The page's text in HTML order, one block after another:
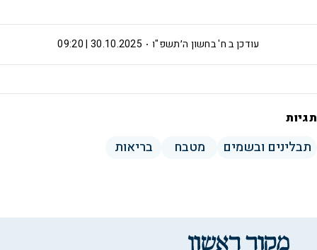
ח' בחשון ה׳תשפ"ו 30.10.2025 | 09:20 עודכן ב
תגיות
תבלינים ובשמים מטבח בריאות